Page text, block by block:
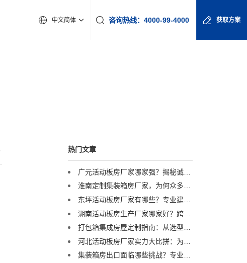
中文简体 咨询热线：4000-99-4000 获取方案
热门文章
淮南定制集装箱房厂家，为何众多工程企业首选诚栋营地？
集装箱房出口面临哪些挑战？专业集装箱房出口流程与解决方案全解析